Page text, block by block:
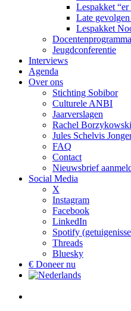
Lespakket
Late
Lespakket
Docentenprogramma
Jeugdconferentie
Interviews
Agenda
Over ons
Stichting Sobibor
Culturele ANBI
Jaarverslagen
Rachel
Jules Schelvis
FAQ
Contact
Nieuwsbrief
Social Media
X
Instagram
Facebook
LinkedIn
Spotify
Threads
Bluesky
€ Doneer nu